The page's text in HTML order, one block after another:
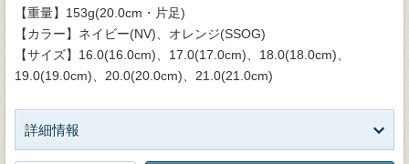
【重量】153g(20.0cm・片足)
【カラー】ネイビー(NV)、オレンジ(SSOG)
【サイズ】16.0(16.0cm)、17.0(17.0cm)、18.0(18.0cm)、
19.0(19.0cm)、20.0(20.0cm)、21.0(21.0cm)
詳細情報